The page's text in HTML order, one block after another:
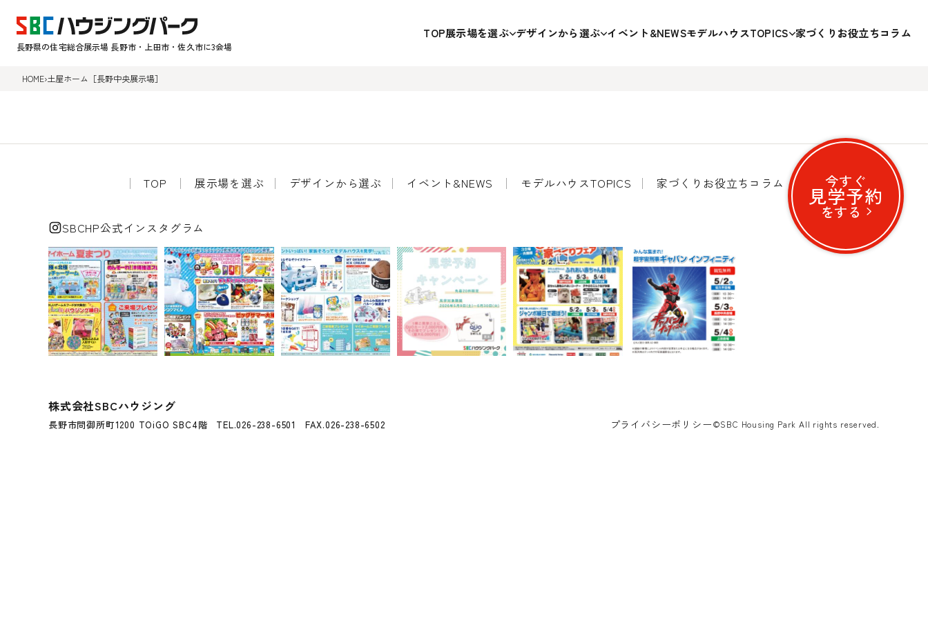
長野県の住宅総合展示場 長野市・上田市・佐久市に3会場
TOP展示場を選ぶ デザインから選ぶ イベント&NEWSモデルハウスTOPICS 家づくりお役立ちコラム
今すぐ
見学予約
をする
HOME›土屋ホーム［長野中央展示場］
TOP 展示場を選ぶ デザインから選ぶ イベント&NEWS モデルハウスTOPICS 家づくりお役立ちコラム
SBCHP公式インスタグラム
株式会社SBCハウジング
長野市問御所町1200 TOiGO SBC4階 TEL.026-238-6501 FAX.026-238-6502 プライバシーポリシー©SBC Housing Park All rights reserved.